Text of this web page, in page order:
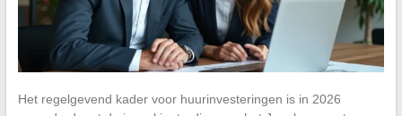
Het regelgevend kader voor huurinvesteringen is in 2026